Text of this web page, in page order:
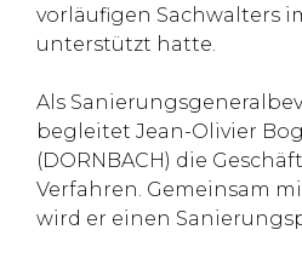
vorläufigen Sachwalters
unterstützt hatte.
Als
begleitet Jean-Olivier
(DORNBACH) die
Verfahren. Gemeinsam
wird er einen